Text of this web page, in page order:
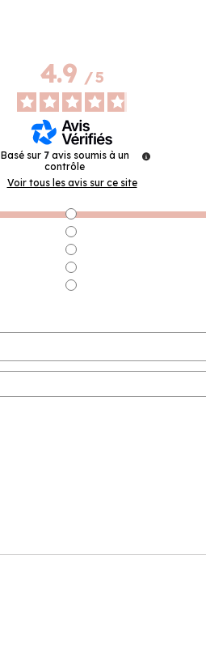
4.9/5
Basé sur 7 avis soumis à un
contrôle
Voir tous les avis sur ce site